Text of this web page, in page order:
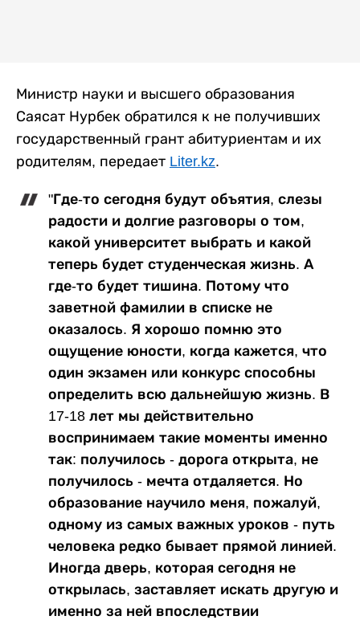
Министр науки и высшего образования
Саясат Нурбек обратился к не получивших
государственный грант абитуриентам и их
родителям, передает Liter.kz.
"Где-то сегодня будут объятия, слезы
радости и долгие разговоры о том,
какой университет выбрать и какой
теперь будет студенческая жизнь. А
где-то будет тишина. Потому что
заветной фамилии в списке не
оказалось. Я хорошо помню это
ощущение юности, когда кажется, что
один экзамен или конкурс способны
определить всю дальнейшую жизнь. В
17-18 лет мы действительно
воспринимаем такие моменты именно
так: получилось - дорога открыта, не
получилось - мечта отдаляется. Но
образование научило меня, пожалуй,
одному из самых важных уроков - путь
человека редко бывает прямой линией.
Иногда дверь, которая сегодня не
открылась, заставляет искать другую и
именно за ней впоследствии